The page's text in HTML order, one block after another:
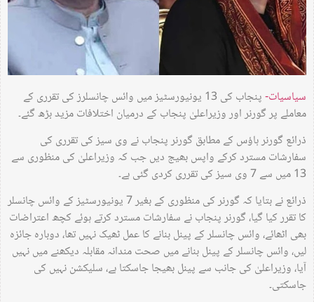
سیاسیات-
پنجاب کی 13 یونیورسٹیز میں وائس چانسلرز کی تقرری کے
معاملے پر گورنر اور وزیراعلیٰ پنجاب کے درمیان اختلافات مزید بڑھ گئے۔
ذرائع گورنر ہاؤس کے مطابق گورنر پنجاب نے وی سیز کی تقرری کی
سفارشات مسترد کرکے واپس بھیج دیں جب کہ وزیراعلیٰ کی منظوری سے
13 میں سے 7 وی سیز کی تقرری کردی گئی ہے۔
ذرائع نے بتایا کہ گورنر کی منظوری کے بغیر 7 یونیورسٹیز کے وائس چانسلر
کا تقرر کیا گیا، گورنر پنجاب نے سفارشات مسترد کرتے ہوئے کچھ اعتراضات
بھی اٹھائے، وائس چانسلر کے پینل بنانے کا عمل ٹھیک نہیں تھا، دوبارہ جائزہ
لیں، وائس چانسلر کے پینل بنانے میں صحت مندانہ مقابلہ دیکھنے میں نہیں
آیا، وزیراعلیٰ کی جانب سے پینل بھیجا جاسکتا ہے، سلیکشن نہیں کی
جاسکتی۔